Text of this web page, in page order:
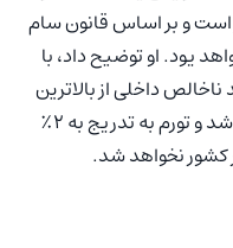
گذشته 3.0٪ بیشتر است و بر اساس قانون سام
یود. او توضیح داد، با
داخلی از بالاترین
مقدار خود یعنی 5.5٪، حدود 2.5٪ باشد و تورم به تدریج به 2٪
کشور نخواهد شد.